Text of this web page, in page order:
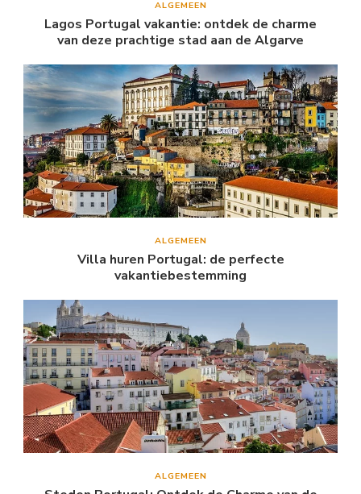
ALGEMEEN
Lagos Portugal vakantie: ontdek de charme
van deze prachtige stad aan de Algarve
ALGEMEEN
Villa huren Portugal: de perfecte
vakantiebestemming
ALGEMEEN